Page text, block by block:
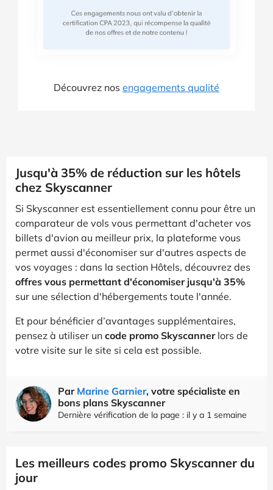
Découvrez nos engagements qualité
Jusqu'à 35% de réduction sur les hôtels
chez Skyscanner
Si Skyscanner est essentiellement connu pour être un
comparateur de vols vous permettant d'acheter vos
billets d'avion au meilleur prix, la plateforme vous
permet aussi d'économiser sur d'autres aspects de
vos voyages : dans la section Hôtels, découvrez des
offres vous permettant d'économiser jusqu'à 35%
sur une sélection d'hébergements toute l'année.
Et pour bénéficier d’avantages supplémentaires,
pensez à utiliser un code promo Skyscannerlors de
votre visite sur le site si cela est possible.
Par Marine Garnier, votre spécialiste en
bons plans Skyscanner
Dernière vérification de la page : il y a 1 semaine
Les meilleurs codes promo Skyscanner du
jour